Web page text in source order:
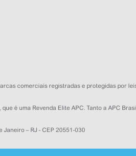
comerciais registradas e protegidas
é uma Revenda Elite APC. Tanto a APC
Janeiro – RJ - CEP 20551-030